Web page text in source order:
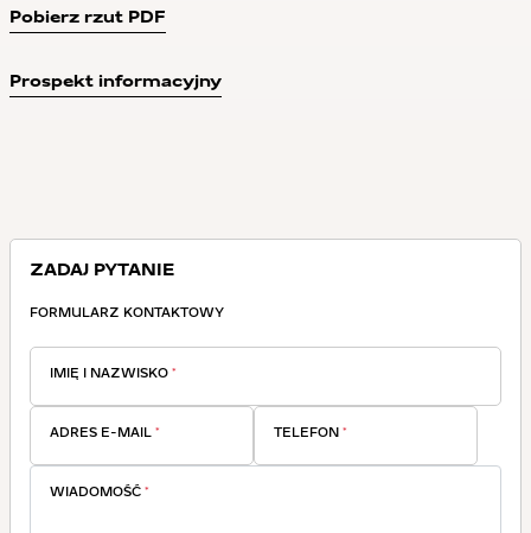
Pobierz rzut PDF
Prospekt informacyjny
ZADAJ PYTANIE
FORMULARZ KONTAKTOWY
IMIĘ I NAZWISKO *
ADRES E-MAIL * TELEFON *
WIADOMOŚĆ *